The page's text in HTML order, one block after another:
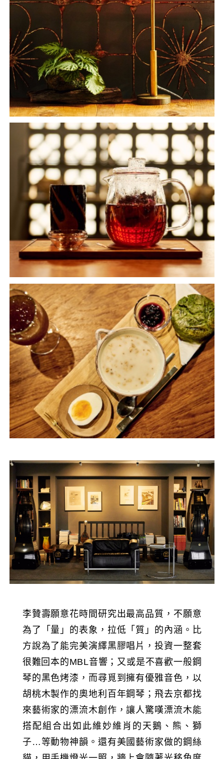
李贊壽願意花時間研究出最高品質，不願意
為了「量」的表象，拉低「質」的內涵。比
方說為了能完美演繹黑膠唱片，投資一整套
很難回本的MBL音響；又或是不喜歡一般鋼
琴的黑色烤漆，而尋覓到擁有優雅音色，以
胡桃木製作的奧地利百年鋼琴；飛去京都找
來藝術家的漂流木創作，讓人驚嘆漂流木能
搭配組合出如此維妙維肖的天鵝、熊、獅
子…等動物神韻。還有美國藝術家做的鋼絲